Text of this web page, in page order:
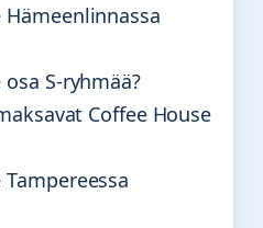
Hämeenlinnassa
S-ryhmää?
Coffee House